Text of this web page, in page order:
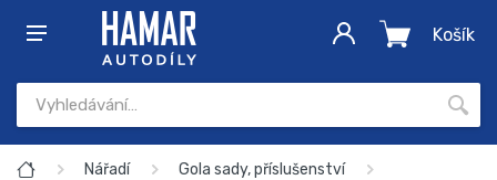
Košík
Nářadí Gola sady, příslušenství